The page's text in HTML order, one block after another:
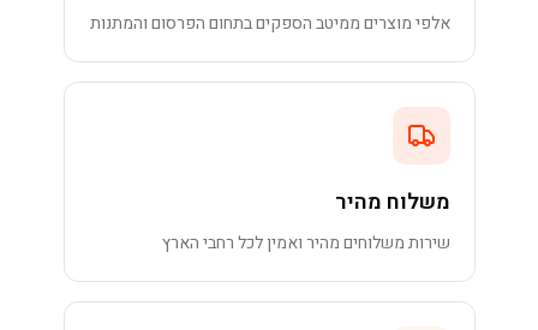
אלפי מוצרים ממיטב הספקים בתחום הפרסום והמתנות
משלוח מהיר
שירות משלוחים מהיר ואמין לכל רחבי הארץ